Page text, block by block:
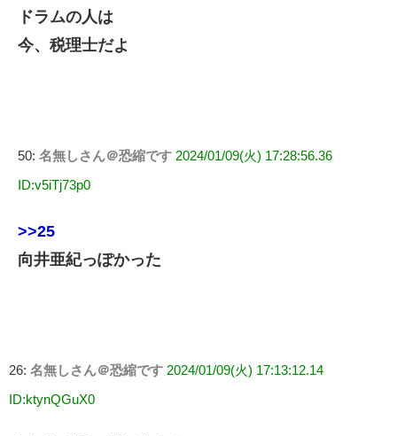
ドラムの人は
今、税理士だよ
50: 名無しさん＠恐縮です 2024/01/09(火) 17:28:56.36
ID:v5iTj73p0
>>25
向井亜紀っぽかった
26: 名無しさん＠恐縮です 2024/01/09(火) 17:13:12.14
ID:ktynQGuX0